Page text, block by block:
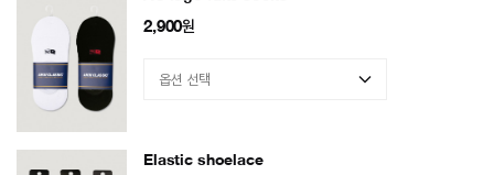
2,900원
Elastic shoelace